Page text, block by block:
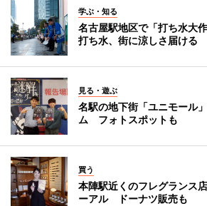
学ぶ・知る
名古屋駅地区で「打ち水大
打ち水、街に涼しさ届ける
見る・遊ぶ
名駅の地下街「ユニモール
ム フォトスポットも
買う
本陣駅近くのフレグランス
ーアル ドーナツ販売も